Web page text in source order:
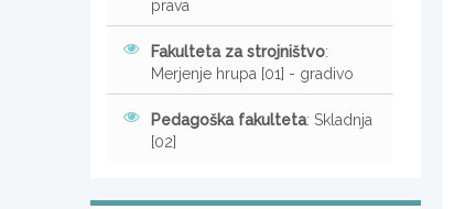
prava
Fakulteta za strojništvo:
Merjenje hrupa [01] - gradivo
Pedagoška fakulteta: Skladnja
[02]